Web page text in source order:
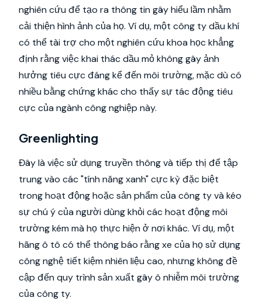
nghiên cứu để tạo ra thông tin gây hiểu lầm nhằm
cải thiện hình ảnh của họ. Ví dụ, một công ty dầu khí
có thể tài trợ cho một nghiên cứu khoa học khẳng
định rằng việc khai thác dầu mỏ không gây ảnh
hưởng tiêu cực đáng kể đến môi trường, mặc dù có
nhiều bằng chứng khác cho thấy sự tác động tiêu
cực của ngành công nghiệp này.
Greenlighting
Đây là việc sử dụng truyền thông và tiếp thị để tập
trung vào các "tính năng xanh" cực kỳ đặc biệt
trong hoạt động hoặc sản phẩm của công ty và kéo
sự chú ý của người dùng khỏi các hoạt động môi
trường kém mà họ thực hiện ở nơi khác. Ví dụ, một
hãng ô tô có thể thông báo rằng xe của họ sử dụng
công nghệ tiết kiệm nhiên liệu cao, nhưng không đề
cập đến quy trình sản xuất gây ô nhiễm môi trường
của công ty.